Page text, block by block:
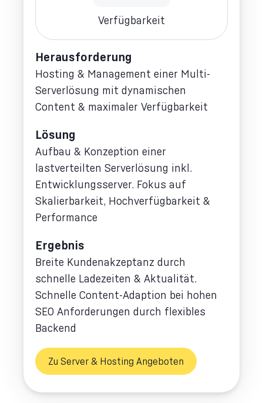
Verfügbarkeit
Herausforderung
Hosting & Management einer Multi-
Serverlösung mit dynamischen
Content & maximaler Verfügbarkeit
Lösung
Aufbau & Konzeption einer
lastverteilten Serverlösung inkl.
Entwicklungsserver. Fokus auf
Skalierbarkeit, Hochverfügbarkeit &
Performance
Ergebnis
Breite Kundenakzeptanz durch
schnelle Ladezeiten & Aktualität.
Schnelle Content-Adaption bei hohen
SEO Anforderungen durch flexibles
Backend
Zu Server & Hosting Angeboten